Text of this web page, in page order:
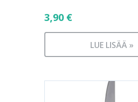
3,90 €
LUE LISÄÄ »